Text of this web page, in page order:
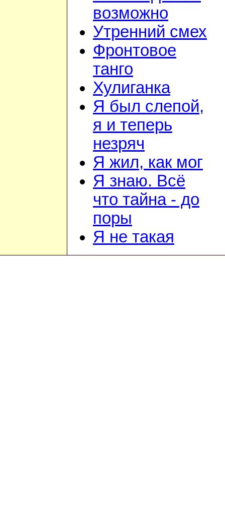
возможно
Утренний смех
Фронтовое
танго
Хулиганка
Я был слепой,
я и теперь
незряч
Я жил, как мог
Я знаю. Всё
что тайна - до
поры
Я не такая